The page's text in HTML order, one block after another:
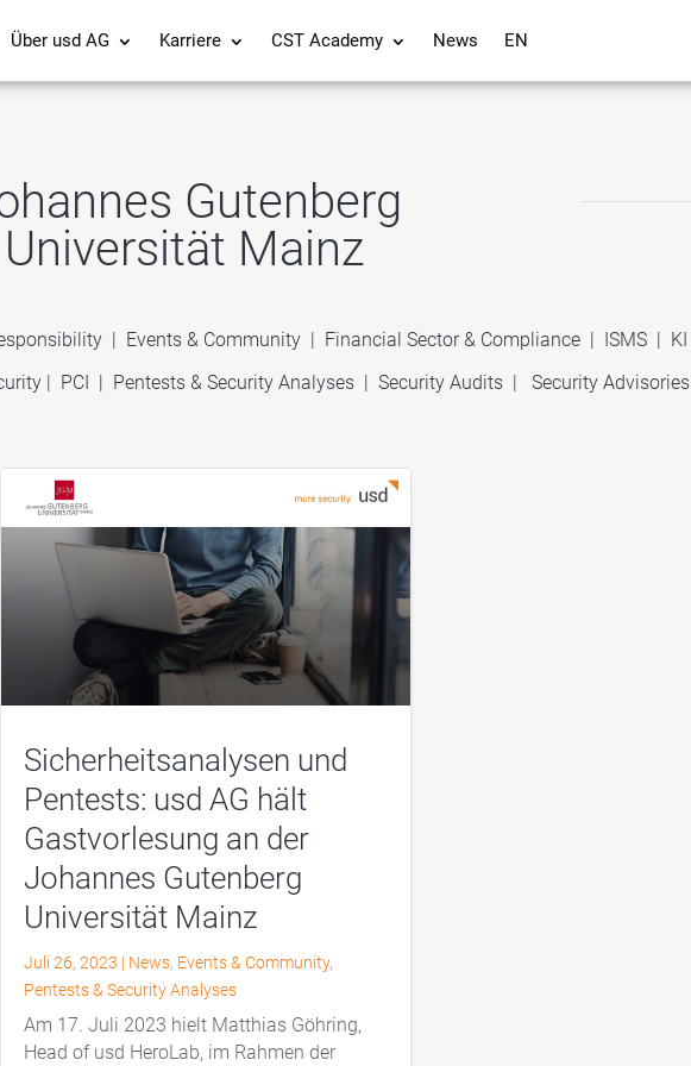
Über usd AG Karriere CST Academy News EN
Gutenberg
Universität Mainz
| Events & Community | Financial Sector & Compliance | ISMS | KI
| PCI | Pentests & Security Analyses |Security Audits |Security Advisories
Sicherheitsanalysen und
Pentests: usd AG hält
Gastvorlesung an der
Johannes Gutenberg
Universität Mainz
Juli 26, 2023 | News, Events & Community,
Pentests & Security Analyses
Am 17. Juli 2023 hielt Matthias Göhring,
Head of usd HeroLab, im Rahmen der